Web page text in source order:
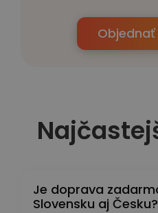
Je doprava
Slovensku aj Česku?